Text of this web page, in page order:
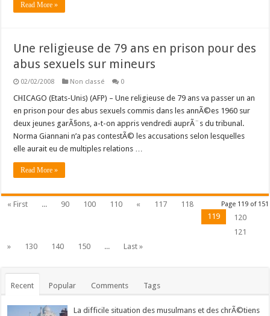
Read More »
Une religieuse de 79 ans en prison pour des
abus sexuels sur mineurs
02/02/2008 Non classé 0
CHICAGO (Etats-Unis) (AFP) – Une religieuse de 79 ans va passer un an
en prison pour des abus sexuels commis dans les annÃ©es 1960 sur
deux jeunes garÃ§ons, a-t-on appris vendredi auprÃ¨s du tribunal.
Norma Giannani n’a pas contestÃ© les accusations selon lesquelles
elle aurait eu de multiples relations …
Read More »
Page 119 of 151
« First ... 90 100 110 « 117
118
119
120
121
»
130 140 150 ... Last »
Recent Popular Comments Tags
La difficile situation des musulmans et des chrÃ©tiens